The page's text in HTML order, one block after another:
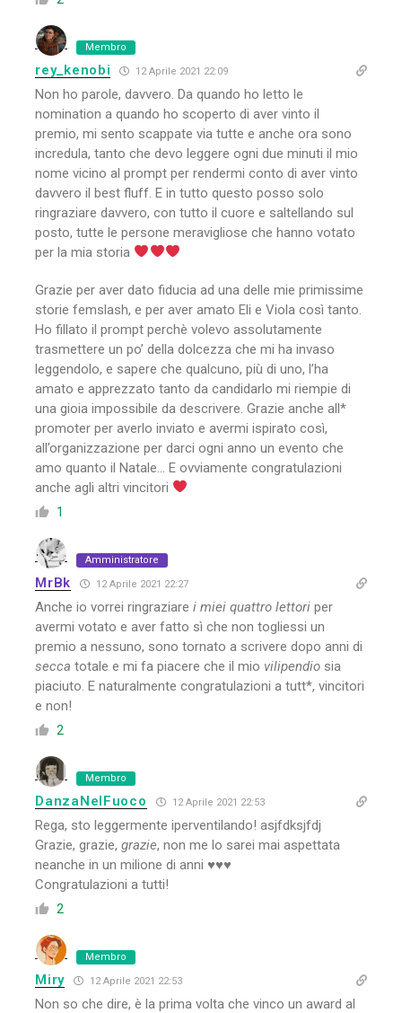
Membro
rey_kenobi 12 Aprile 2021 22:09
Non ho parole, davvero. Da quando ho letto le
nomination a quando ho scoperto di aver vinto il
premio, mi sento scappate via tutte e anche ora sono
incredula, tanto che devo leggere ogni due minuti il mio
nome vicino al prompt per rendermi conto di aver vinto
davvero il best fluff. E in tutto questo posso solo
ringraziare davvero, con tutto il cuore e saltellando sul
posto, tutte le persone meravigliose che hanno votato
per la mia storia
Grazie per aver dato fiducia ad una delle mie primissime
storie femslash, e per aver amato Eli e Viola così tanto.
Ho fillato il prompt perchè volevo assolutamente
trasmettere un po’ della dolcezza che mi ha invaso
leggendolo, e sapere che qualcuno, più di uno, l’ha
amato e apprezzato tanto da candidarlo mi riempie di
una gioia impossibile da descrivere. Grazie anche all*
promoter per averlo inviato e avermi ispirato così,
all’organizzazione per darci ogni anno un evento che
amo quanto il Natale… E ovviamente congratulazioni
anche agli altri vincitori
1
Amministratore
MrBk 12 Aprile 2021 22:27
Anche io vorrei ringraziarei miei quattro lettori per
avermi votato e aver fatto sì che non togliessi un
premio a nessuno, sono tornato a scrivere dopo anni di
seccatotale e mi fa piacere che il mio vilipendio sia
piaciuto. E naturalmente congratulazioni a tutt*, vincitori
e non!
2
Membro
DanzaNelFuoco 12 Aprile 2021 22:53
Rega, sto leggermente iperventilando!asjfdksjfdj
Grazie, grazie,grazie, non me lo sarei mai aspettata
neanche in un milione di anni♥♥♥
Congratulazioni a tutti!
2
Membro
Miry 12 Aprile 2021 22:53
Non so che dire, è la prima volta che vinco un award al